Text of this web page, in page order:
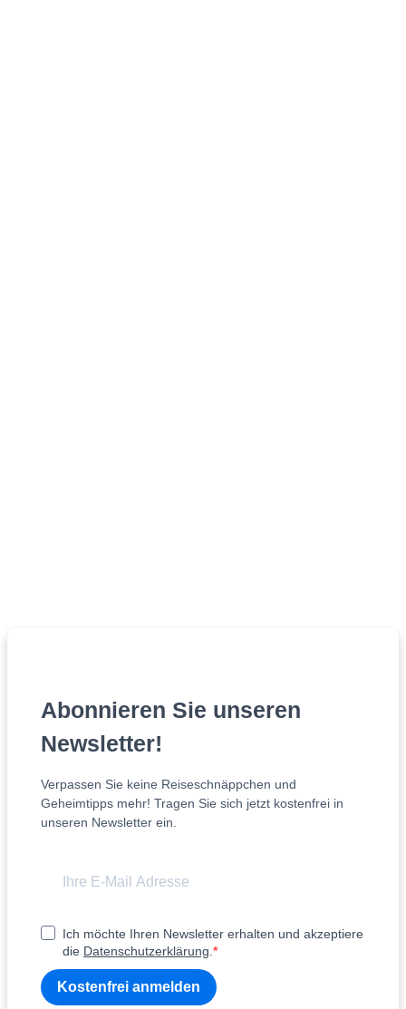
Abonnieren Sie unseren
Newsletter!
Verpassen Sie keine Reiseschnäppchen und
Geheimtipps mehr! Tragen Sie sich jetzt kostenfrei in
unseren Newsletter ein.
Ich möchte Ihren Newsletter erhalten und akzeptiere
die Datenschutzerklärung
Kostenfrei anmelden